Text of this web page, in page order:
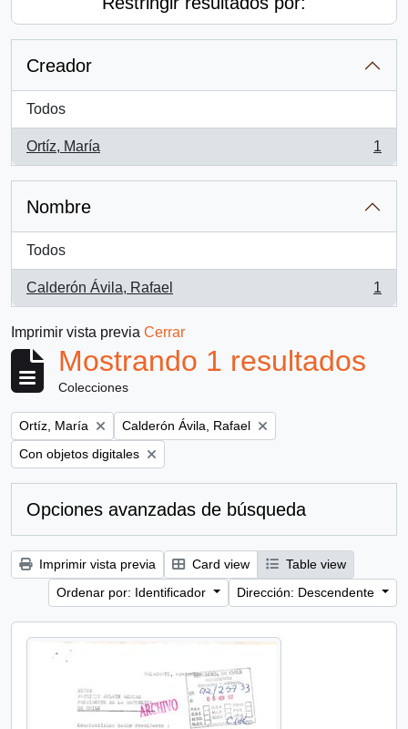
Creador
Todos
Ortíz, María
, 1 resultados
1
Nombre
Todos
Calderón Ávila, Rafael
, 1 resultados
1
Imprimir vista previa Cerrar
Mostrando 1 resultados
Colecciones
Remove filter:
Ortíz, María Remove filter:
Calderón Ávila, Rafael
Remove filter:
Con objetos digitales
Opciones avanzadas de búsqueda
Imprimir vista previa Card view
Table view
Ordenar por: Identificador
Dirección: Descendente